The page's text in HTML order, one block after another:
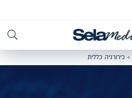
> כירורגיה כללית